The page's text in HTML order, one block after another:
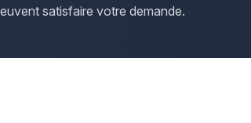
satisfaire votre demande.